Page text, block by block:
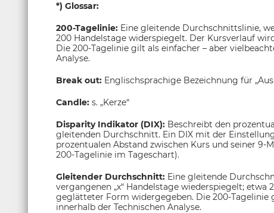
*) Glossar:
200-Tagelinie: Eine gleitende Durchschnittslinie,
200 Handelstage widerspiegelt. Der Kursverlauf
Die 200-Tagelinie gilt als einfacher – aber
Analyse.
Break out: Englischsprachige Bezeichnung für
Candle: s. „Kerze“
Disparity Indikator (DIX): Beschreibt den
gleitenden Durchschnitt. Ein DIX mit der
prozentualen Abstand zwischen Kurs und seiner
200-Tagelinie im Tageschart).
Gleitender Durchschnitt: Eine gleitende
vergangenen „x“ Handelstage wiederspiegelt;
geglätteter Form widergegeben. Die 200-Tagelinie
innerhalb der Technischen Analyse.